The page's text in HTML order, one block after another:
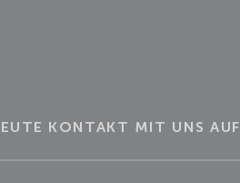
KONTAKT MIT UNS AUF